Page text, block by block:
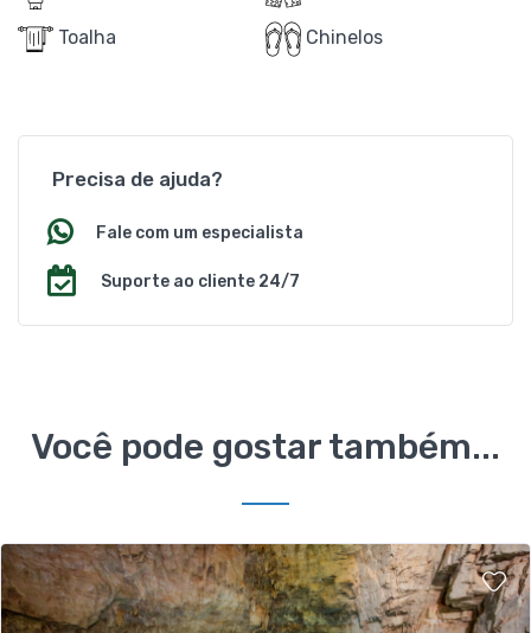
Toalha Chinelos
Precisa de ajuda?
Fale com um especialista
Suporte ao cliente 24/7
Você pode gostar também...